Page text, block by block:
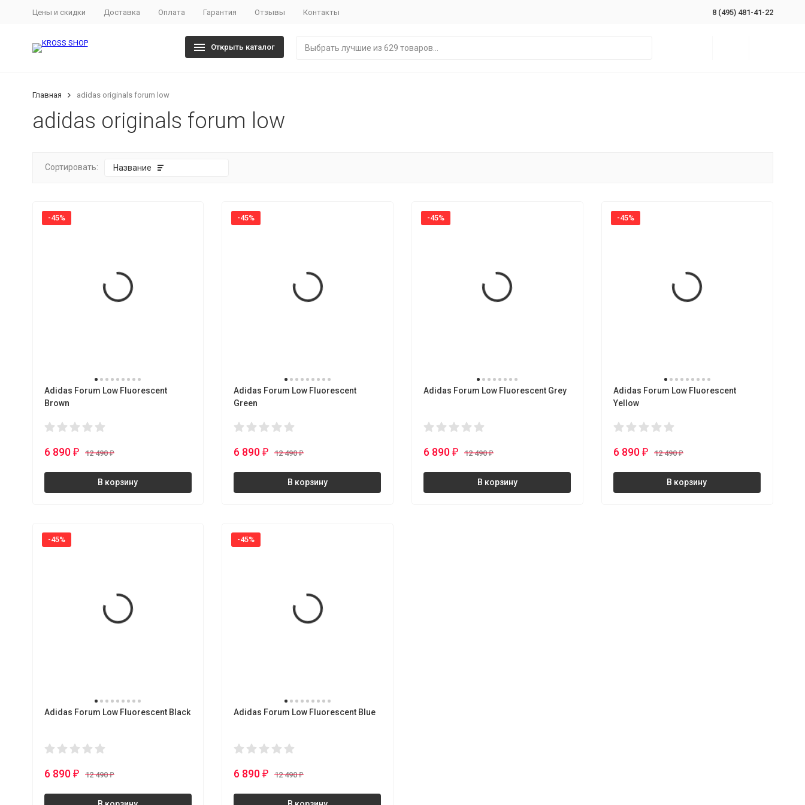
Цены и скидки Доставка Оплата Гарантия Отзывы Контакты 8 (495) 481-41-22
Открыть каталог
Главная adidas originals forum low
adidas originals forum low
Сортировать: Название
-45%
Adidas Forum Low Fluorescent
Brown
6 890 ₽ 12 490₽
В корзину
-45%
Adidas Forum Low Fluorescent
Green
6 890₽ 12 490₽
В корзину
-45%
Adidas Forum Low Fluorescent Grey
6 890 ₽ 12 490₽
В корзину
-45%
Adidas Forum Low Fluorescent
Yellow
6 890 ₽ 12 490₽
В корзину
-45%
Adidas Forum Low Fluorescent Black
6 890 ₽ 12 490₽
-45%
Adidas Forum Low Fluorescent Blue
6 890₽ 12 490₽